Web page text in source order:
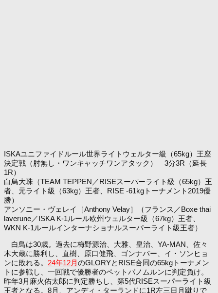
ISKAユニファイドルール世界ライトウェルター級（65kg）王座
決定戦（肘無し・ワンキャッチワンアタック） 3分3R（延長
1R）
白鳥大珠（TEAM TEPPEN／RISEスーパーライト級（65kg）王
者、元ライト級（63kg）王者、RISE -61kgトーナメント2019優
勝）
アンソニー・ヴェレイ［Anthony Velay］（フランス／Boxe thai
laverune／ISKA K-1ルール欧州ウェルター級（67kg）王者、
WKN K-1ルールインターナショナルスーパーライト級王者）
白鳥は30歳。過去に梅野源治、大雅、皇治、YA-MAN、佐々
木大蔵に勝利し、直樹、原口健飛、ゴンナパー、イ・ソンヒョ
ンに敗れる。 24年12月のGLORYとRISE合同の65kgトーナメン
トに参戦し、一回戦で優勝者のペットパノムルンに判定負け。
昨年3月麻火佑太郎に判定勝ちし、第5代RISEスーパーライト級
王者となる。8月、アンディ・ターランドに1R左三日月蹴りで